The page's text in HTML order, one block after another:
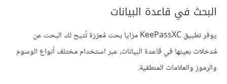
البحث في قاعدة البيانات
يوفر تطبيق KeePassXC مزايا بحث مُعززة تُتيح لك البحث عن
مُدخلات بعينها في قاعدة البيانات، عبر استخدام مختلف أنواع الوسوم
والرموز والعلامات المنطقية.